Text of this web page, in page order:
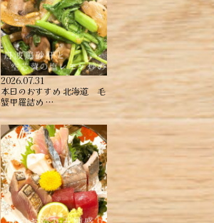
2026.07.31
本日のおすすめ ︎北海道 毛
蟹甲羅詰め ︎…